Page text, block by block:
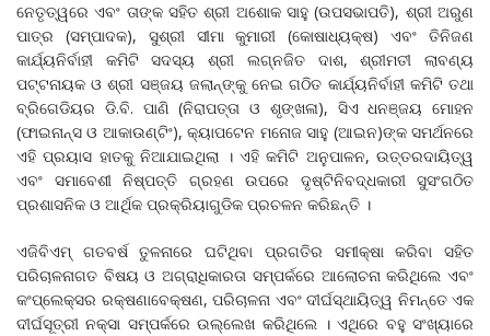
ନେତୃତ୍ୱରେ ଏବଂ ତାଙ୍କ ସହିତ ଶ୍ରୀ ଅଶୋକ ସାହୁ (ଉପସଭାପତି), ଶ୍ରୀ ଅରୁଣ
ପାତ୍ର (ସମ୍ପାଦକ), ସୁଶ୍ରୀ ସୀମା କୁମାରୀ (କୋଷାଧ୍ୟକ୍ଷ) ଏବଂ ତିନିଜଣ
କାର୍ଯ୍ୟନିର୍ବାହୀ କମିଟି ସଦସ୍ୟ ଶ୍ରୀ ଲଗ୍ନଜିତ ଦାଶ, ଶ୍ରୀମତୀ ଲାବଣ୍ୟ
ପଟ୍ଟନାୟକ ଓ ଶ୍ରୀ ସଞ୍ଜୟ ଜଲାନ୍‌ଙ୍କୁ ନେଇ ଗଠିତ କାର୍ଯ୍ୟନିର୍ବାହୀ କମିଟି ତଥା
ବ୍ରିଗେଡିୟର ଡି.ବି. ପାଣି (ନିରାପତ୍ତା ଓ ଶୃଙ୍ଖଳା), ସିଏ ଧନଞ୍ଜୟ ମୋହନ
(ଫାଇନାନ୍ସ ଓ ଆକାଉଣ୍ଟିଂ), କ୍ୟାପଟେନ ମନୋଜ ସାହୁ (ଆଇନ)ଙ୍କ ସମର୍ଥନରେ
ଏହି ପ୍ରୟାସ ହାତକୁ ନିଆଯାଇଥିଲା । ଏହି କମିଟି ଅନୁପାଳନ, ଉତ୍ତରଦାୟିତ୍ୱ
ଏବଂ ସମାବେଶୀ ନିଷ୍ପତ୍ତି ଗ୍ରହଣ ଉପରେ ଦୃଷ୍ଟିନିବଦ୍ଧକାରୀ ସୁସଂଗଠିତ
ପ୍ରଶାସନିକ ଓ ଆର୍ଥିକ ପ୍ରକ୍ରିୟାଗୁଡିକ ପ୍ରଚଳନ କରିଛନ୍ତି ।
ଏଜିବିଏମ୍‌ ଗତବର୍ଷ ତୁଳନାରେ ଘଟିଥିବା ପ୍ରଗତିର ସମୀକ୍ଷା କରିବା ସହିତ
ପରିଚାଳନାଗତ ବିଷୟ ଓ ଅଗ୍ରାଧିକାରତା ସମ୍ପର୍କରେ ଆଲୋଚନା କରିଥିଲେ ଏବଂ
କଂପ୍ଲେକ୍ସର ରକ୍ଷଣାବେକ୍ଷଣ, ପରିଚାଳନା ଏବଂ ଦୀର୍ଘସ୍ଥାୟିତ୍ୱ ନିମନ୍ତେ ଏକ
ଦୀର୍ଘସୂତ୍ରୀ ନକ୍ସା ସମ୍ପର୍କରେ ଉଲ୍ଲେଖ କରିଥିଲେ । ଏଥିରେ ବହୁ ସଂଖ୍ୟାରେ